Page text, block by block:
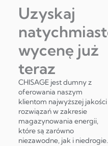
Uzyskaj
wycenę już
teraz
CHISAGE jest dumny z
oferowania naszym
klientom najwyższej jakości
rozwiązań w zakresie
magazynowania energii,
które są zarówno
niezawodne, jak i niedrogie.